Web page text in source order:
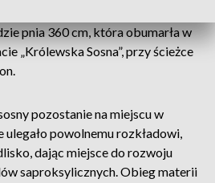
pnia 360 cm, która obumarła w
„Królewska Sosna”, przy ścieżce
pozostanie na miejscu w
powolnemu rozkładowi,
dając miejsce do rozwoju
saproksylicznych. Obieg materii